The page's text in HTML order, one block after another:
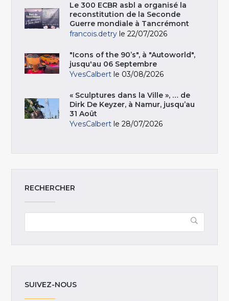
Le 300 ECBR asbl a organisé la
reconstitution de la Seconde
Guerre mondiale à Tancrémont
francois.detry le 22/07/2026
"Icons of the 90’s", à "Autoworld",
jusqu'au 06 Septembre
YvesCalbert le 03/08/2026
« Sculptures dans la Ville », … de
Dirk De Keyzer, à Namur, jusqu’au
31 Août
YvesCalbert le 28/07/2026
RECHERCHER
SUIVEZ-NOUS